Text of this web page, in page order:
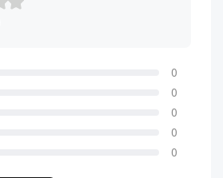
0
0
0
0
0